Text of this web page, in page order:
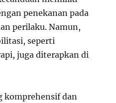
penekanan pada
perilaku. Namun,
seperti
juga diterapkan di
komprehensif dan